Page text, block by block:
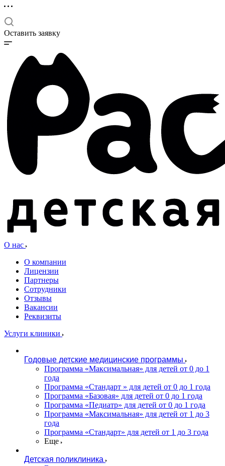
Оставить заявку
О нас
О компании
Лицензии
Партнеры
Сотрудники
Отзывы
Вакансии
Реквизиты
Услуги клиники
Годовые детские медицинские программы
Программа «Максимальная» для детей от 0 до 1
года
Программа «Стандарт » для детей от 0 до 1 года
Программа «Базовая» для детей от 0 до 1 года
Программа «Педиатр» для детей от 0 до 1 года
Программа «Максимальная» для детей от 1 до 3
года
Программа «Стандарт» для детей от 1 до 3 года
Еще
Детская поликлиника